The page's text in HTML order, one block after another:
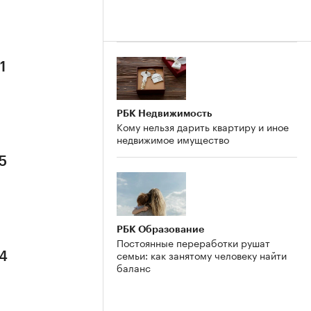
РБК Недвижимость
Кому нельзя дарить квартиру и иное
недвижимое имущество
РБК Образование
Постоянные переработки рушат
семьи: как занятому человеку найти
баланс